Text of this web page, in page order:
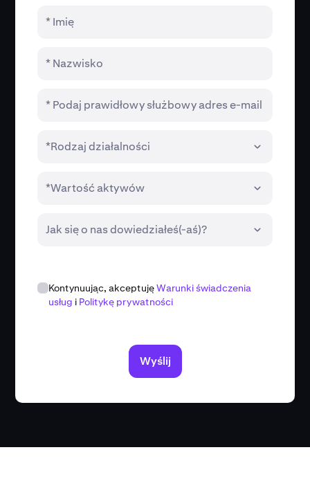
* Imię
* Nazwisko
* Podaj prawidłowy służbowy adres e-mail
*Rodzaj działalności
*Wartość aktywów
Jak się o nas dowiedziałeś(-aś)?
Kontynuując, akceptujęWarunki świadczenia
usług i Politykę prywatności
Wyślij